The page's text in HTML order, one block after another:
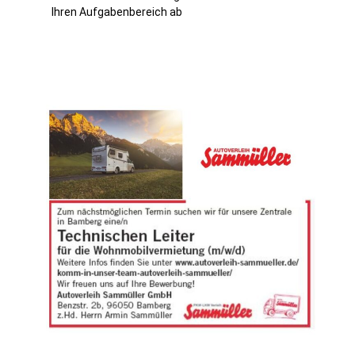
Ihren Aufgabenbereich ab